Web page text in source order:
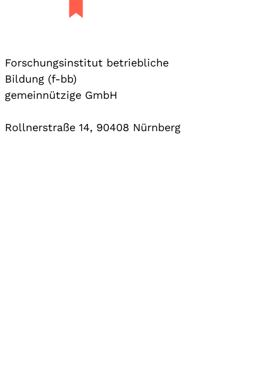
Forschungsinstitut betriebliche
Bildung (f-bb)
gemeinnützige GmbH
Rollnerstraße 14, 90408 Nürnberg